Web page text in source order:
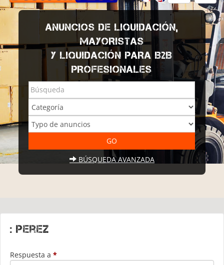
ANUNCIOS DE LIQUIDACIÓN,
MAYORISTAS
Y LIQUIDACIÓN PARA B2B
PROFESIONALES
BÚSQUEDA AVANZADA
: perez
Respuesta a *